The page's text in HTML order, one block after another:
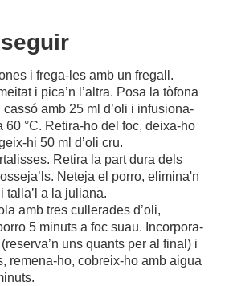
i frega-les amb un fregall.
i pica’n l’altra. Posa la tòfona
amb 25 ml d’oli i infusiona-
60 °C. Retira-ho del foc, deixa-ho
hi 50 ml d’oli cru.
Retira la part dura dels
Neteja el porro, elimina'n
talla’l a la juliana.
amb tres cullerades d’oli,
5 minuts a foc suau. Incorpora-
uns quants per al final) i
remena-ho, cobreix-ho amb aigua